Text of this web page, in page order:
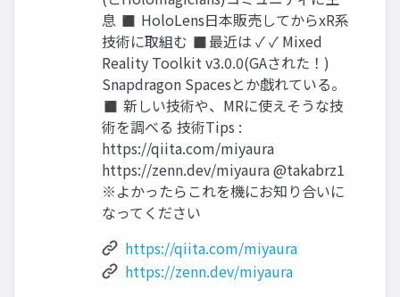
息 ◼ HoloLens日本販売してからxR系
技術に取組む ◼最近は ✓ ✓ Mixed
Reality Toolkit v3.0.0(GAされた！)
Snapdragon Spacesとか戯れている。
◼ 新しい技術や、MRに使えそうな技
術を調べる 技術Tips :
https://qiita.com/miyaura
https://zenn.dev/miyaura @takabrz1
※よかったらこれを機にお知り合いに
なってください
https://qiita.com/miyaura
https://zenn.dev/miyaura